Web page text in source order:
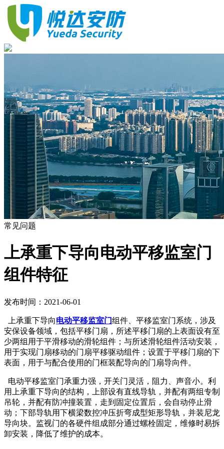
常见问题
上承重下导向电动平移监室门
组件特征
发布时间：2021-06-01
上承重下导向电动平移监室门组件、平移监室门系统，涉及
安保设备领域，包括平移门扇，所述平移门扇的上表面设有至
少两组用于平滑移动的滑轮组件；与所述滑轮组件活动安装，
用于实现门扇移动的门扇平移驱动组件；设置于平移门扇的下
表面，用于与配合使用的门框装配导向的门扇导向件。
电动平移监室门承重力强，开关门灵活，阻力、声音小。利
用上承重下导向的结构，上部设有直线导轨，并配有两组专制
吊轮，并配有防冲撞装置，走到固定位置后，会自动停止滑
动；下部导轨用下横梁数控冲压折弯成型矩形导轨，并装尼龙
导向块。监视门的各硬件组成部分通过螺栓固定，维修时易拆
卸安装，降低了维护的成本。